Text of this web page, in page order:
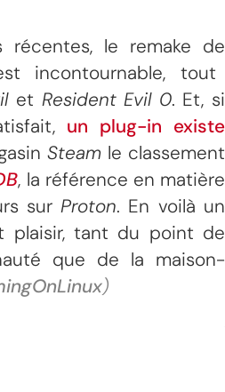
récentes, le remake de
incontournable, tout
et Resident Evil 0. Et, si
un plug-in existe
Steamle classement
, la référence en matière
surProton. En voilà un
plaisir, tant du point de
que de la maison-
)